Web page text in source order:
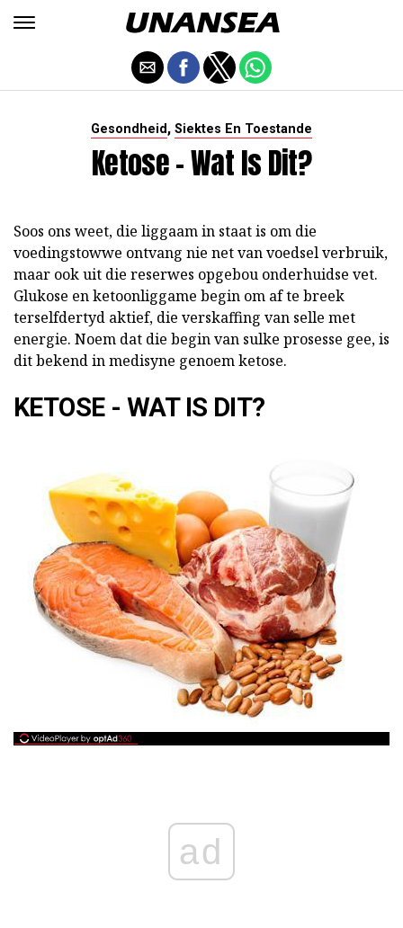
Gesondheid, Siektes En Toestande
Ketose - Wat Is Dit?
Soos ons weet, die liggaam in staat is om die
voedingstowwe ontvang nie net van voedsel verbruik,
maar ook uit die reserwes opgebou onderhuidse vet.
Glukose en ketoonliggame begin om af te breek
terselfdertyd aktief, die verskaffing van selle met
energie. Noem dat die begin van sulke prosesse gee, is
dit bekend in medisyne genoem ketose.
KETOSE - WAT IS DIT?
ad